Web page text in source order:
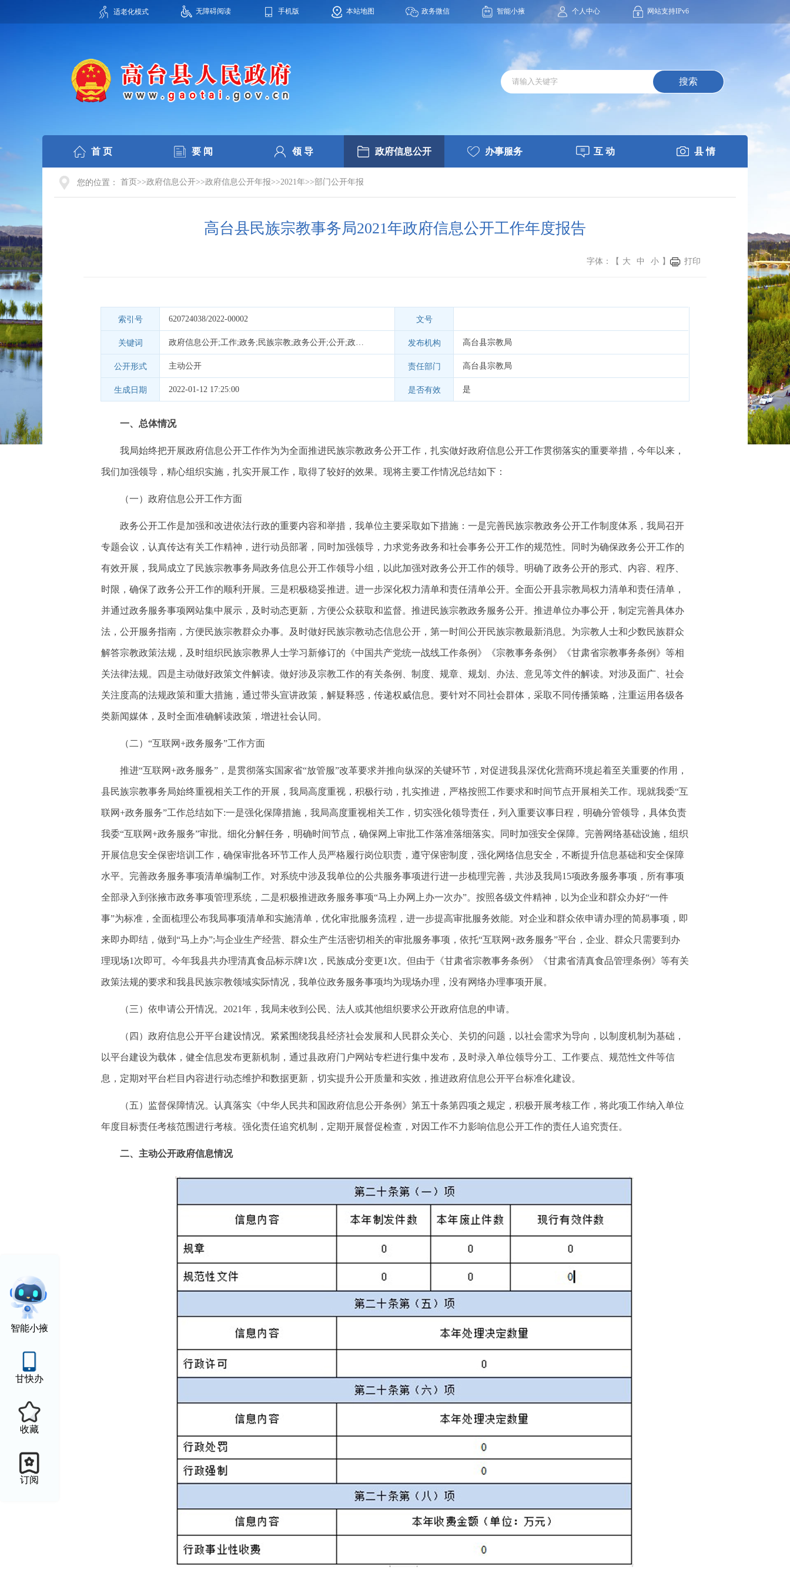
适老化模式 无障碍阅读 手机版 本站地图 政务微信 智能小掖 个人中心 网站支持IPv6
搜索
首 页 要 闻 领 导 政府信息公开 办事服务 互 动 县 情
智能小掖
甘快办
收藏
订阅
您的位置： 首页>>政府信息公开>>政府信息公开年报>>2021年>>部门公开年报
高台县民族宗教事务局2021年政府信息公开工作年度报告
字体：【 大 中 小 】 打印
索引号 620724038/2022-00002 文号
关键词 政府信息公开;工作;政务;民族宗教;政务公开;公开;政务信息公开;公开工作;政务服务;政务信息 发布机构 高台县宗教局
公开形式 主动公开 责任部门 高台县宗教局
生成日期 2022-01-12 17:25:00 是否有效 是
一、总体情况
我局始终把开展政府信息公开工作作为为全面推进民族宗教政务公开工作，扎实做好政府信息公开工作贯彻落实的重要举措，今年以来，
我们加强领导，精心组织实施，扎实开展工作，取得了较好的效果。现将主要工作情况总结如下：
（一）政府信息公开工作方面
政务公开工作是加强和改进依法行政的重要内容和举措，我单位主要采取如下措施：一是完善民族宗教政务公开工作制度体系，我局召开
专题会议，认真传达有关工作精神，进行动员部署，同时加强领导，力求党务政务和社会事务公开工作的规范性。同时为确保政务公开工作的
有效开展，我局成立了民族宗教事务局政务信息公开工作领导小组，以此加强对政务公开工作的领导。明确了政务公开的形式、内容、程序、
时限，确保了政务公开工作的顺利开展。三是积极稳妥推进。进一步深化权力清单和责任清单公开。全面公开县宗教局权力清单和责任清单，
并通过政务服务事项网站集中展示，及时动态更新，方便公众获取和监督。推进民族宗教政务服务公开。推进单位办事公开，制定完善具体办
法，公开服务指南，方便民族宗教群众办事。及时做好民族宗教动态信息公开，第一时间公开民族宗教最新消息。为宗教人士和少数民族群众
解答宗教政策法规，及时组织民族宗教界人士学习新修订的《中国共产党统一战线工作条例》《宗教事务条例》《甘肃省宗教事务条例》等相
关法律法规。四是主动做好政策文件解读。做好涉及宗教工作的有关条例、制度、规章、规划、办法、意见等文件的解读。对涉及面广、社会
关注度高的法规政策和重大措施，通过带头宣讲政策，解疑释惑，传递权威信息。要针对不同社会群体，采取不同传播策略，注重运用各级各
类新闻媒体，及时全面准确解读政策，增进社会认同。
（二）“互联网+政务服务”工作方面
推进“互联网+政务服务”，是贯彻落实国家省“放管服”改革要求并推向纵深的关键环节，对促进我县深优化营商环境起着至关重要的作用，
县民族宗教事务局始终重视相关工作的开展，我局高度重视，积极行动，扎实推进，严格按照工作要求和时间节点开展相关工作。现就我委“互
联网+政务服务”工作总结如下:一是强化保障措施，我局高度重视相关工作，切实强化领导责任，列入重要议事日程，明确分管领导，具体负责
我委“互联网+政务服务”审批。细化分解任务，明确时间节点，确保网上审批工作落准落细落实。同时加强安全保障。完善网络基础设施，组织
开展信息安全保密培训工作，确保审批各环节工作人员严格履行岗位职责，遵守保密制度，强化网络信息安全，不断提升信息基础和安全保障
水平。完善政务服务事项清单编制工作。对系统中涉及我单位的公共服务事项进行进一步梳理完善，共涉及我局15项政务服务事项，所有事项
全部录入到张掖市政务事项管理系统，二是积极推进政务服务事项“马上办网上办一次办”。按照各级文件精神，以为企业和群众办好“一件
事”为标准，全面梳理公布我局事项清单和实施清单，优化审批服务流程，进一步提高审批服务效能。对企业和群众依申请办理的简易事项，即
来即办即结，做到“马上办”;与企业生产经营、群众生产生活密切相关的审批服务事项，依托“互联网+政务服务”平台，企业、群众只需要到办
理现场1次即可。今年我县共办理清真食品标示牌1次，民族成分变更1次。但由于《甘肃省宗教事务条例》《甘肃省清真食品管理条例》等有关
政策法规的要求和我县民族宗教领域实际情况，我单位政务服务事项均为现场办理，没有网络办理事项开展。
（三）依申请公开情况。2021年，我局未收到公民、法人或其他组织要求公开政府信息的申请。
（四）政府信息公开平台建设情况。紧紧围绕我县经济社会发展和人民群众关心、关切的问题，以社会需求为导向，以制度机制为基础，
以平台建设为载体，健全信息发布更新机制，通过县政府门户网站专栏进行集中发布，及时录入单位领导分工、工作要点、规范性文件等信
息，定期对平台栏目内容进行动态维护和数据更新，切实提升公开质量和实效，推进政府信息公开平台标准化建设。
（五）监督保障情况。认真落实《中华人民共和国政府信息公开条例》第五十条第四项之规定，积极开展考核工作，将此项工作纳入单位
年度目标责任考核范围进行考核。强化责任追究机制，定期开展督促检查，对因工作不力影响信息公开工作的责任人追究责任。
二、主动公开政府信息情况